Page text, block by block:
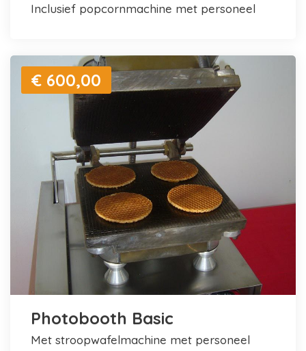
inclusief popcornmachine met personeel
€ 600,00
Photobooth Basic
met stroopwafelmachine met personeel